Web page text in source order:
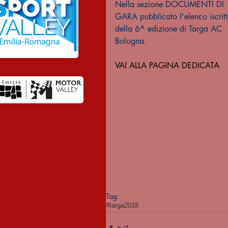
Nella sezione DOCUMENTI DI
GARA pubblicato l'elenco
della 6^ edizione di Targa AC
Bologna.
VAI ALLA PAGINA DEDICATA
Tag:
#targa2018